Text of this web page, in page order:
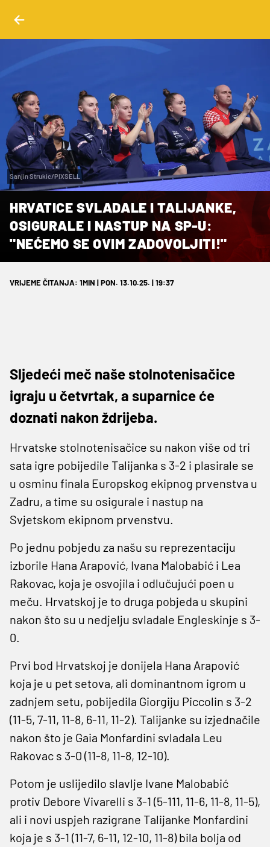
Sanjin Strukic/PIXSELL
HRVATICE SVLADALE I TALIJANKE,
OSIGURALE I NASTUP NA SP-U:
"NEĆEMO SE OVIM ZADOVOLJITI!"
VRIJEME ČITANJA: 1MIN | PON. 13.10.25. | 19:37
Sljedeći meč naše stolnotenisačice
igraju u četvrtak, a suparnice će
doznati nakon ždrijeba.
Hrvatske stolnotenisačice su nakon više od tri
sata igre pobijedile Talijanka s 3-2 i plasirale se
u osminu finala Europskog ekipnog prvenstva u
Zadru, a time su osigurale i nastup na
Svjetskom ekipnom prvenstvu.
Po jednu pobjedu za našu su reprezentaciju
izborile Hana Arapović, Ivana Malobabić i Lea
Rakovac, koja je osvojila i odlučujući poen u
meču. Hrvatskoj je to druga pobjeda u skupini
nakon što su u nedjelju svladale Engleskinje s 3-
0.
Prvi bod Hrvatskoj je donijela Hana Arapović
koja je u pet setova, ali dominantnom igrom u
zadnjem setu, pobijedila Giorgiju Piccolin s 3-2
(11-5, 7-11, 11-8, 6-11, 11-2). Talijanke su izjednačile
nakon što je Gaia Monfardini svladala Leu
Rakovac s 3-0 (11-8, 11-8, 12-10).
Potom je uslijedilo slavlje Ivane Malobabić
protiv Debore Vivarelli s 3-1 (5-111, 11-6, 11-8, 11-5),
ali i novi uspjeh razigrane Talijanke Monfardini
koja je s 3-1 (11-7, 6-11, 12-10, 11-8) bila bolja od